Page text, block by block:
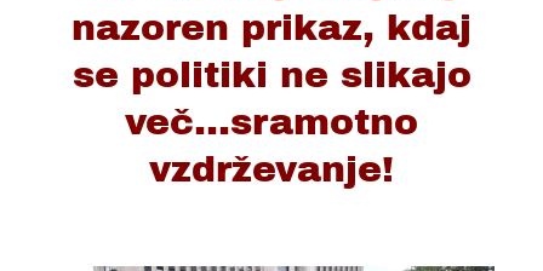
nazoren prikaz, kdaj
se politiki ne slikajo
več...sramotno
vzdrževanje!